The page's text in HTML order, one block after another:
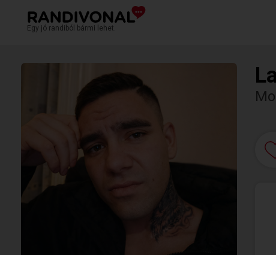
Egy jó randiból bármi lehet.